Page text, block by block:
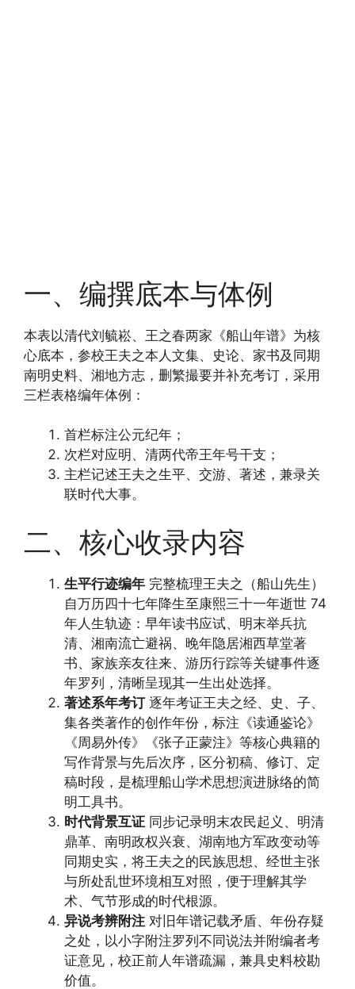
一、编撰底本与体例
本表以清代刘毓崧、王之春两家《船山年谱》为核
心底本，参校王夫之本人文集、史论、家书及同期
南明史料、湘地方志，删繁撮要并补充考订，采用
三栏表格编年体例：
首栏标注公元纪年；
次栏对应明、清两代帝王年号干支；
主栏记述王夫之生平、交游、著述，兼录关
联时代大事。
二、核心收录内容
生平行迹编年 完整梳理王夫之（船山先生）
自万历四十七年降生至康熙三十一年逝世 74
年人生轨迹：早年读书应试、明末举兵抗
清、湘南流亡避祸、晚年隐居湘西草堂著
书、家族亲友往来、游历行踪等关键事件逐
年罗列，清晰呈现其一生出处选择。
著述系年考订逐年考证王夫之经、史、子、
集各类著作的创作年份，标注《读通鉴论》
《周易外传》《张子正蒙注》等核心典籍的
写作背景与先后次序，区分初稿、修订、定
稿时段，是梳理船山学术思想演进脉络的简
明工具书。
时代背景互证 同步记录明末农民起义、明清
鼎革、南明政权兴衰、湖南地方军政变动等
同期史实，将王夫之的民族思想、经世主张
与所处乱世环境相互对照，便于理解其学
术、气节形成的时代根源。
异说考辨附注 对旧年谱记载矛盾、年份存疑
之处，以小字附注罗列不同说法并附编者考
证意见，校正前人年谱疏漏，兼具史料校勘
价值。